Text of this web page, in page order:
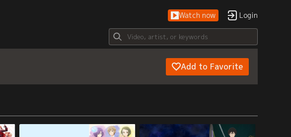
Watch now Login
Add to Favorite